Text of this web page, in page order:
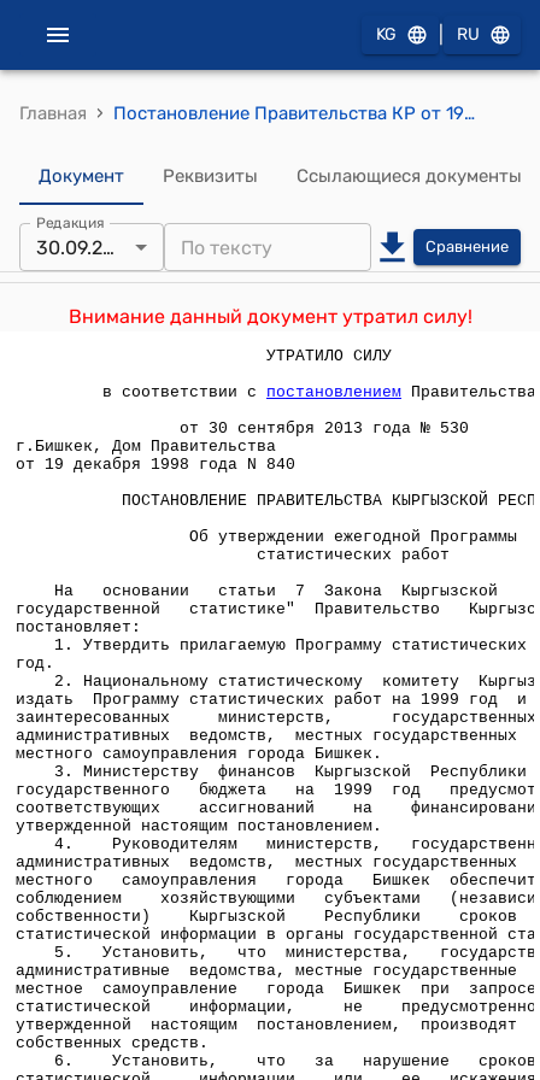
KG RU
Главная › Постановление Правительства КР от 19 декабря 1998 года N 840 " Об утверждении ежегодной Программы статистических работ"
Документ Реквизиты Ссылающиеся документы
Редакция
30.09.2013 Сравнение
Внимание данный документ утратил силу!